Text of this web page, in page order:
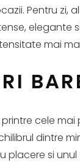
Pentru zi,
elegante
mai
cele
dintre
si